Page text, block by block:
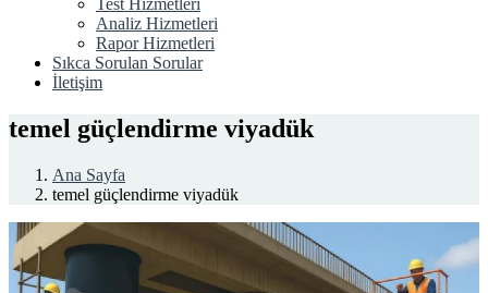
Test Hizmetleri
Analiz Hizmetleri
Rapor Hizmetleri
Sıkca Sorulan Sorular
İletişim
temel güçlendirme viyadük
Ana Sayfa
temel güçlendirme viyadük